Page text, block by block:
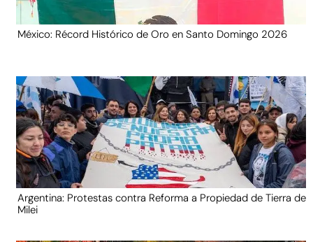
México: Récord Histórico de Oro en Santo Domingo 2026
Argentina: Protestas contra Reforma a Propiedad de Tierra de
Milei